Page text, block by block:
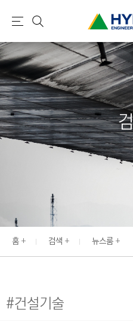
현
건
설
(
H
Y
U
N
E
N
메
뉴
검
색
홈 검색 뉴스룸